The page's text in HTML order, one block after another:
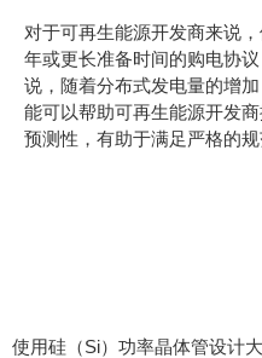
对于可再生能源开发商来说
年或更长准备时间的购电协
说，随着分布式发电量的增
能可以帮助可再生能源开发
预测性，有助于满足严格的规
使用硅（Si）功率晶体管设计